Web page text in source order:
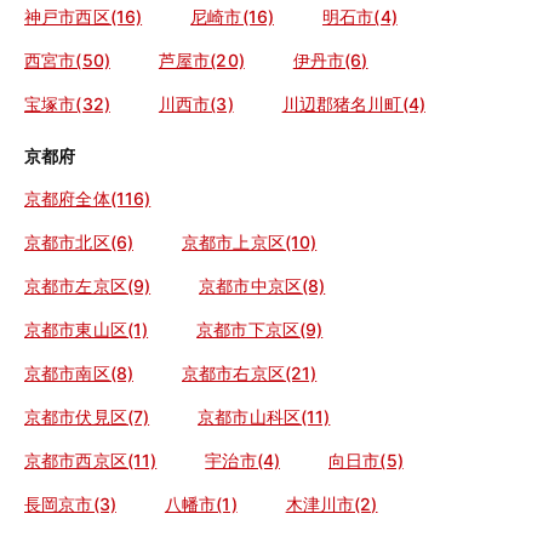
神戸市西区(16) 尼崎市(16) 明石市(4)
西宮市(50) 芦屋市(20) 伊丹市(6)
宝塚市(32) 川西市(3) 川辺郡猪名川町(4)
京都府
京都府全体(116)
京都市北区(6) 京都市上京区(10)
京都市左京区(9) 京都市中京区(8)
京都市東山区(1) 京都市下京区(9)
京都市南区(8) 京都市右京区(21)
京都市伏見区(7) 京都市山科区(11)
京都市西京区(11) 宇治市(4) 向日市(5)
長岡京市(3) 八幡市(1) 木津川市(2)